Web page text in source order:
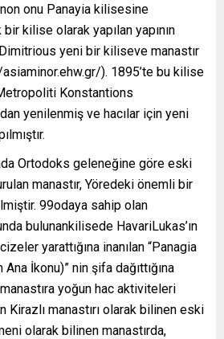
onu Panayia kilisesine
kilise olarak yapılan yapının
yeni bir kiliseve manastır
). 1895’te bu kilise
Konstantions
yenilenmiş ve hacılar için yeni
Ortodoks geleneğine göre eski
manastır, Yöredeki önemli bir
99odaya sahip olan
bulunankilisede HavariLukas’ın
yarattığına inanılan “Panagia
İkonu)” nin şifa dağıttığına
yoğun hac aktiviteleri
Kirazlı manastırı olarak bilinen eski
olarak bilinen manastırda,